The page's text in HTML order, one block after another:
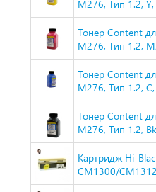
M276, Тип 1.2,
Тонер Content
M276, Тип 1.2,
Тонер Content
M276, Тип 1.2,
Тонер Content
M276, Тип 1.2,
Картридж Hi-
CM1300/